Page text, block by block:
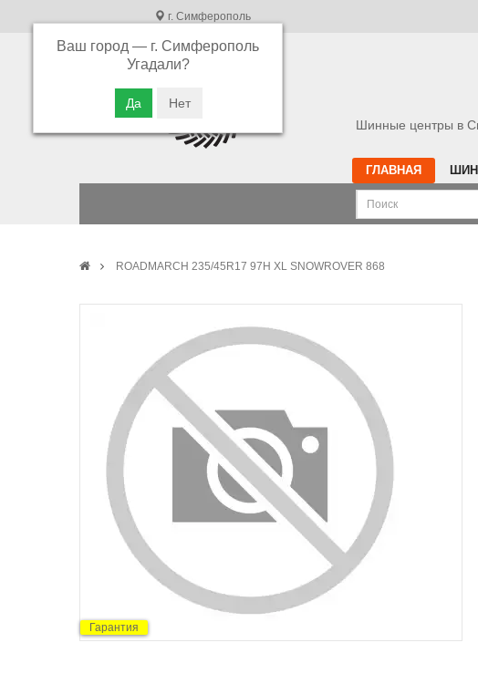
г. Симферополь
Ваш город — г. Симферополь
Угадали?
В связи с высокой загрузкой операторов
Приносим свои извинения
Шинные центры в
ГЛАВНАЯ
ROADMARCH 235/45R17 97H XL SNOWROVER 868
Гарантия